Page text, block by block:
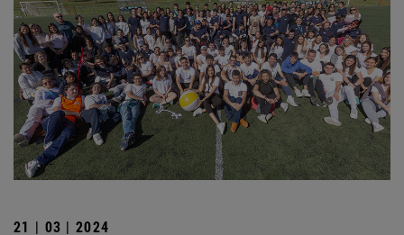
21 | 03 | 2024